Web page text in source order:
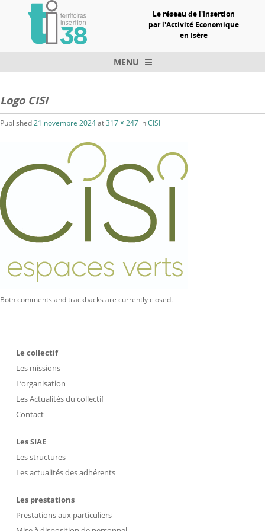
Le réseau de l'Insertion
par l'Activité Economique
en Isère
MENU
Logo CISI
Published21 novembre 2024at317 × 247 inCISI
Both comments and trackbacks are currently closed.
Le collectif
Les missions
L’organisation
Les Actualités du collectif
Contact
Les SIAE
Les structures
Les actualités des adhérents
Les prestations
Prestations aux particuliers